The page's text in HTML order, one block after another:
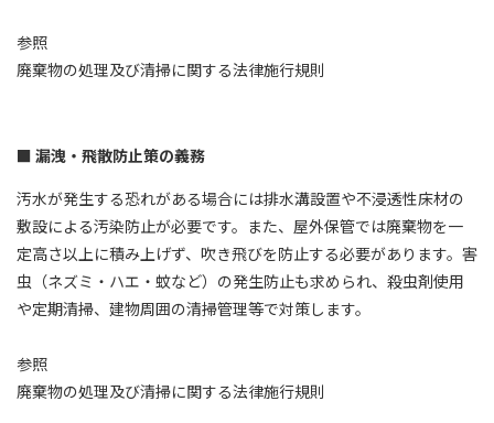
参照
廃棄物の処理及び清掃に関する法律施行規則
漏洩・飛散防止策の義務
汚水が発生する恐れがある場合には排水溝設置や不浸透性床材の
敷設による汚染防止が必要です。また、屋外保管では廃棄物を一
定高さ以上に積み上げず、吹き飛びを防止する必要があります。害
虫（ネズミ・ハエ・蚊など）の発生防止も求められ、殺虫剤使用
や定期清掃、建物周囲の清掃管理等で対策します。
参照
廃棄物の処理及び清掃に関する法律施行規則